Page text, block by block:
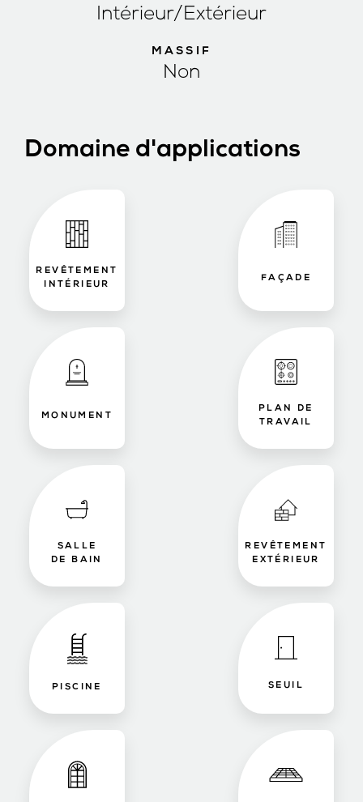
Intérieur/Extérieur
MASSIF
Non
Domaine d'applications
REVÊTEMENT
INTÉRIEUR
FAÇADE
MONUMENT
PLAN DE
TRAVAIL
SALLE
DE BAIN
REVÊTEMENT
EXTÉRIEUR
PISCINE SEUIL